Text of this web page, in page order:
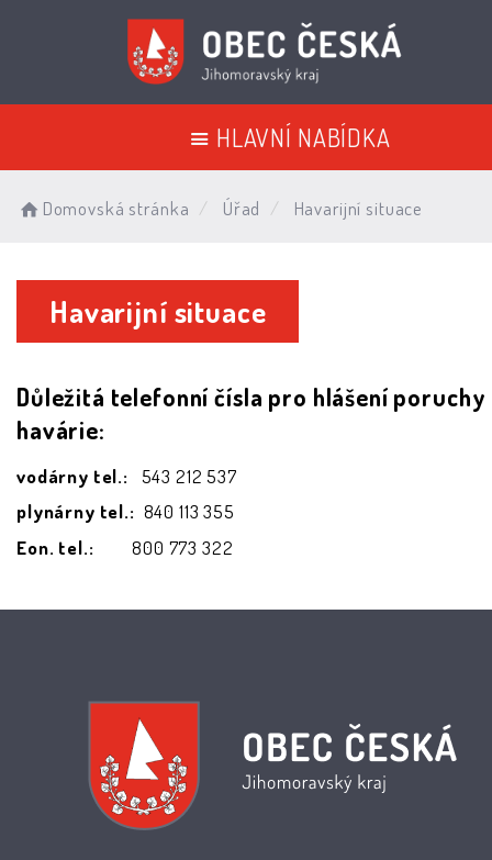
HLAVNÍ NABÍDKA
Domovská stránka Úřad Havarijní situace
Havarijní situace
Důležitá telefonní čísla pro hlášení poruchy
havárie:
vodárny tel.: 543 212 537
plynárny tel.: 840 113 355
Eon. tel.:
800 773 322